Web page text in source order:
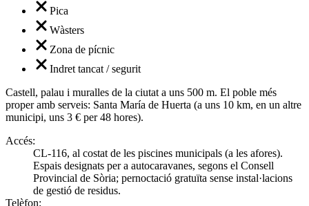
Pica
Wàsters
Zona de pícnic
Indret tancat / segurit
Castell, palau i muralles de la ciutat a uns 500 m. El poble més
proper amb serveis: Santa María de Huerta (a uns 10 km, en un altre
municipi, uns 3 € per 48 hores).
Accés:
CL-116, al costat de les piscines municipals (a les afores).
Espais designats per a autocaravanes, segons el Consell
Provincial de Sòria; pernoctació gratuïta sense instal·lacions
de gestió de residus.
Telèfon: